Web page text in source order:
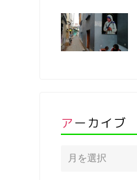
アーカイブ